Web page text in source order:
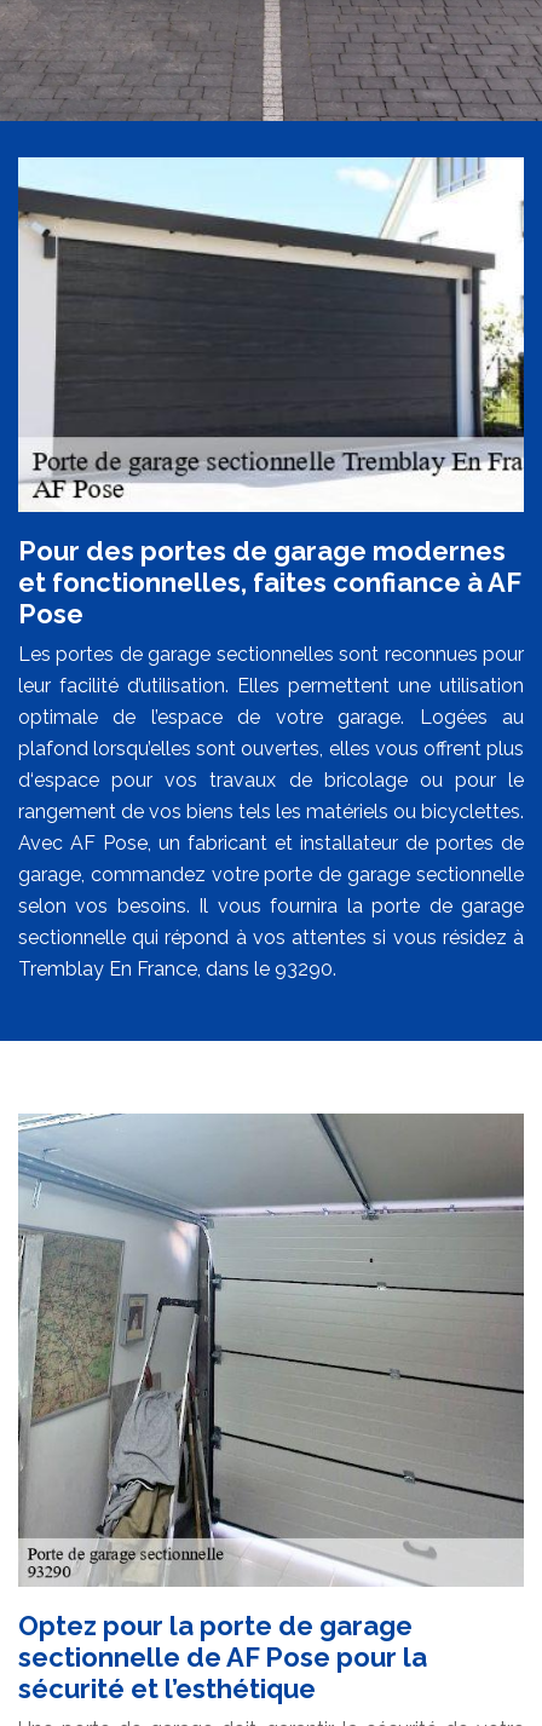
Pour des portes de garage modernes
et fonctionnelles, faites confiance à AF
Pose
Les portes de garage sectionnelles sont reconnues pour
leur facilité d’utilisation. Elles permettent une utilisation
optimale de l’espace de votre garage. Logées au
plafond lorsqu’elles sont ouvertes, elles vous offrent plus
d‘espace pour vos travaux de bricolage ou pour le
rangement de vos biens tels les matériels ou bicyclettes.
Avec AF Pose, un fabricant et installateur de portes de
garage, commandez votre porte de garage sectionnelle
selon vos besoins. Il vous fournira la porte de garage
sectionnelle qui répond à vos attentes si vous résidez à
Tremblay En France, dans le 93290.
Optez pour la porte de garage
sectionnelle de AF Pose pour la
sécurité et l’esthétique